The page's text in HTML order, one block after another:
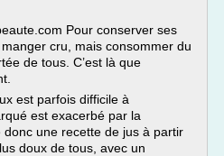
Pour conserver ses
cru, mais consommer du
de tous. C’est là que
est parfois difficile à
est exacerbé par la
une recette de jus à partir
doux de tous, avec un